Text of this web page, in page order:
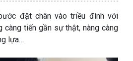
đặt chân vào triều đình với
càng tiến gần sự thật, nàng càng
lựa…